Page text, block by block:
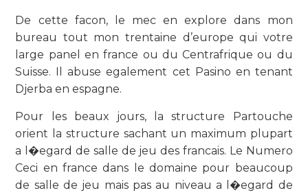
De cette facon, le mec en explore dans mon
bureau tout mon trentaine d’europe qui votre
large panel en france ou du Centrafrique ou du
Suisse. Il abuse egalement cet Pasino en tenant
Djerba en espagne.
Pour les beaux jours, la structure Partouche
orient la structure sachant un maximum plupart
a l�egard de salle de jeu des francais. Le Numero
Ceci en france dans le domaine pour beaucoup
de salle de jeu mais pas au niveau a l�egard de